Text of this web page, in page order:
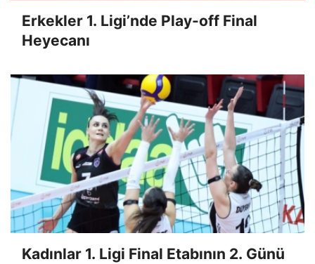
Erkekler 1. Ligi’nde Play-off Final
Heyecanı
Kadınlar 1. Ligi Final Etabının 2. Günü